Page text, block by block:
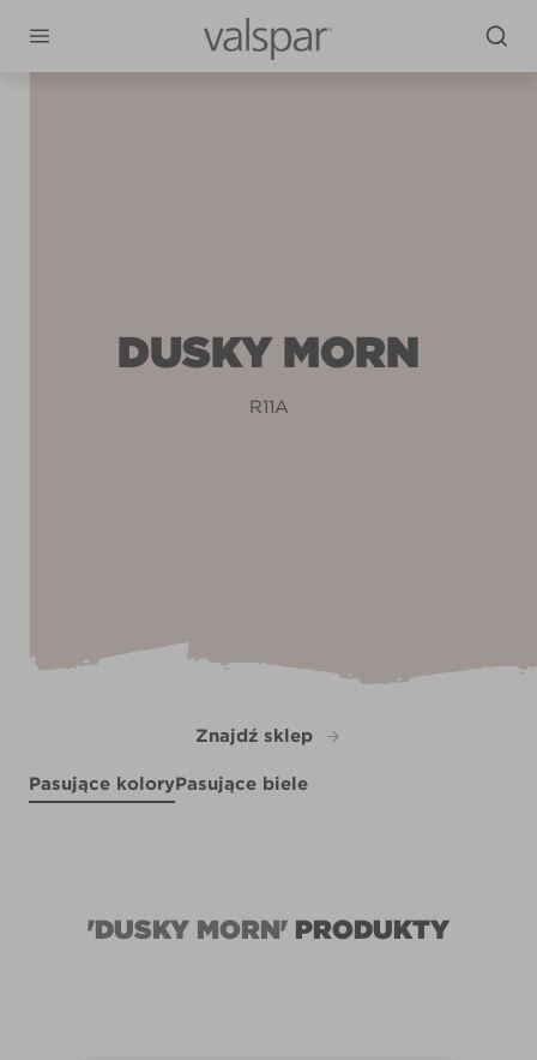
DUSKY MORN
R11A
Znajdź sklep
Pasujące koloryPasujące biele
'DUSKY MORN' PRODUKTY